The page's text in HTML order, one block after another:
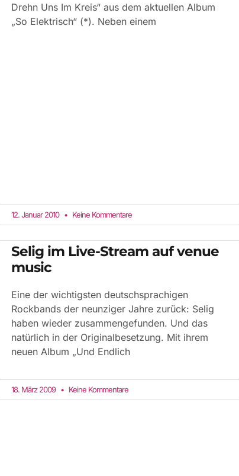
Drehn Uns Im Kreis“ aus dem aktuellen Album
„So Elektrisch“ (*). Neben einem
12. Januar 2010 Keine Kommentare
Selig im Live-Stream auf venue
music
Eine der wichtigsten deutschsprachigen
Rockbands der neunziger Jahre zurück: Selig
haben wieder zusammengefunden. Und das
natürlich in der Originalbesetzung. Mit ihrem
neuen Album „Und Endlich
18. März 2009 Keine Kommentare